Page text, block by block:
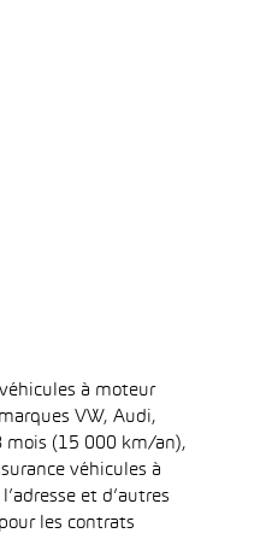
à moteur
VW, Audi,
mois (15 000 km/an),
véhicules à
et d’autres
les contrats